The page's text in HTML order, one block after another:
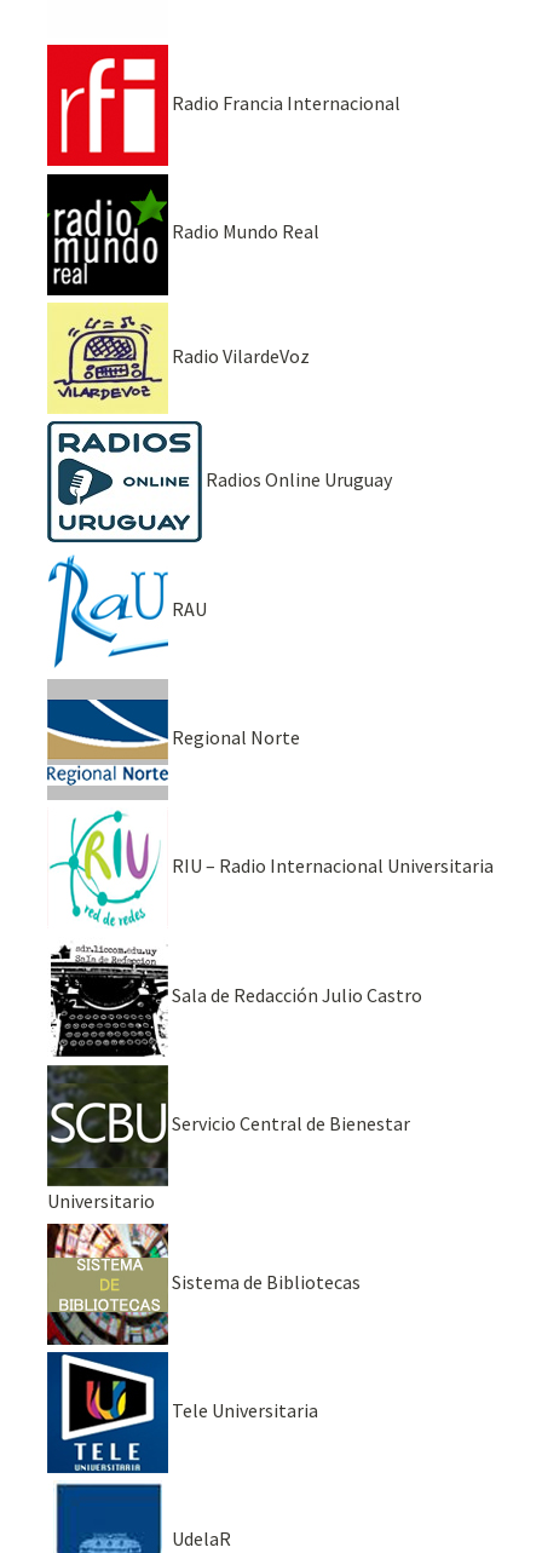
Radio Francia Internacional
Radio Mundo Real
Radio VilardeVoz
Radios Online Uruguay
RAU
Regional Norte
RIU – Radio Internacional Universitaria
Sala de Redacción Julio Castro
Servicio Central de Bienestar
Universitario
Sistema de Bibliotecas
Tele Universitaria
UdelaR